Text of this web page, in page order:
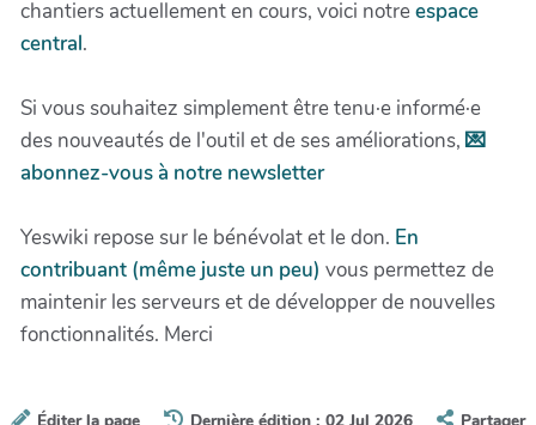
chantiers actuellement en cours, voici notreespace
central.
Si vous souhaitez simplement être tenu·e informé·e
des nouveautés de l'outil et de ses améliorations, 💌
abonnez-vous à notre newsletter
Yeswiki repose sur le bénévolat et le don. En
contribuant (même juste un peu) vous permettez de
maintenir les serveurs et de développer de nouvelles
fonctionnalités. Merci